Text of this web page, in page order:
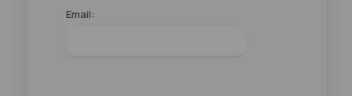
Email: